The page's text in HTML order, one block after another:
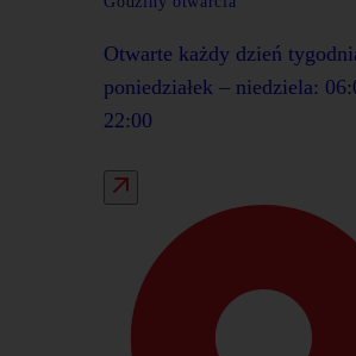
Otwarte każdy dzień
poniedziałek – niedziela:
22:00